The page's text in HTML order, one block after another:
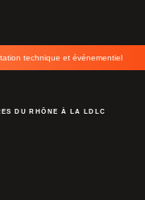
technique et événementiel
DU RHÔNE À LA LDLC